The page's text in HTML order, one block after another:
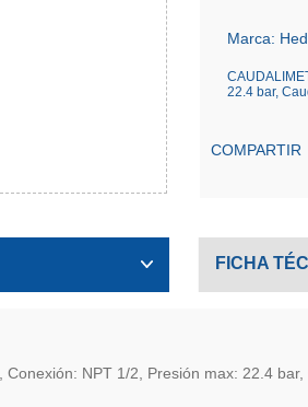
Marca:
22.4 bar,
COMPARTIR
Conexión: NPT 1/2, Presión max: 22.4
FICHA